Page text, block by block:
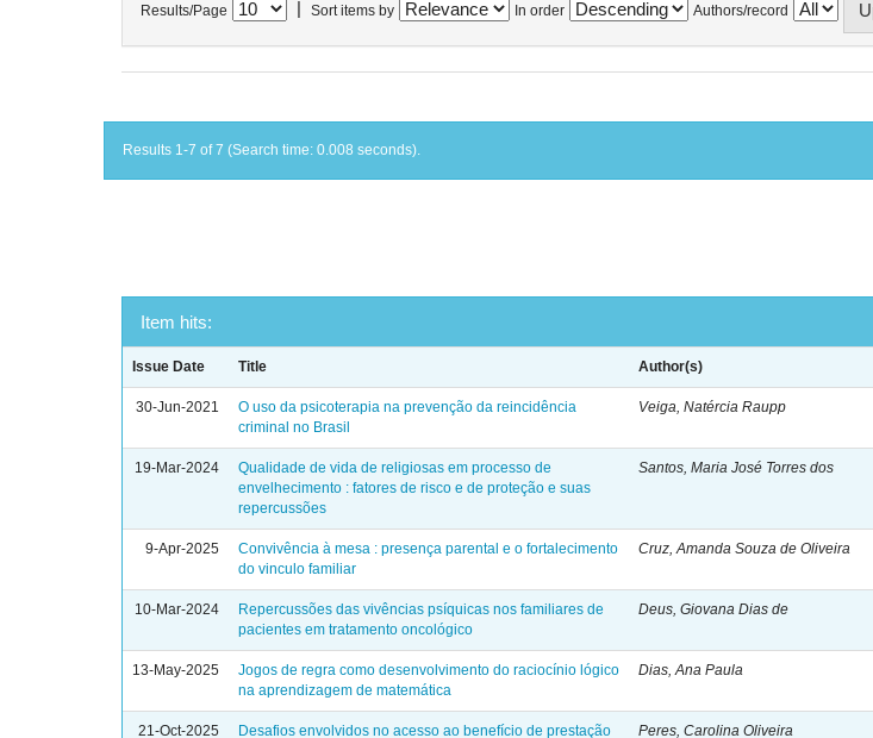
Results/Page Sort items by In order Authors/record
Results 1-7 of 7 (Search time: 0.008 seconds).
Item hits:
Issue Date Title Author(s)
30-Jun-2021
O uso da psicoterapia na prevenção da reincidência
criminal no Brasil
Veiga, Natércia Raupp
19-Mar-2024
Qualidade de vida de religiosas em processo de
envelhecimento : fatores de risco e de proteção e suas
repercussões
Santos, Maria José Torres dos
9-Apr-2025
Convivência à mesa : presença parental e o fortalecimento
do vinculo familiar
Cruz, Amanda Souza de Oliveira
10-Mar-2024
Repercussões das vivências psíquicas nos familiares de
pacientes em tratamento oncológico
Deus, Giovana Dias de
13-May-2025
Jogos de regra como desenvolvimento do raciocínio lógico
na aprendizagem de matemática
Dias, Ana Paula
21-Oct-2025 Desafios envolvidos no acesso ao benefício de prestação Peres, Carolina Oliveira